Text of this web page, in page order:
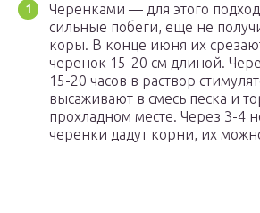
Черенками — для этого
сильные побеги, еще не
коры. В конце июня их
черенок 15-20 см длиной.
15-20 часов в раствор
высаживают в смесь песка и
прохладном месте. Через 3-4
черенки дадут корни, их